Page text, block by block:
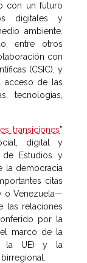
con un futuro
digitales y
ambiente.
entre otros
con
(CSIC), y
acceso de las
tecnologías,
transiciones”
digital y
Estudios y
la democracia
citas
o Venezuela—
las relaciones
por la
marco de la
la UE) y la